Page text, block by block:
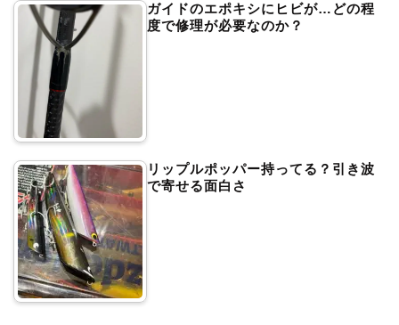
ガイドのエポキシにヒビが…どの程
度で修理が必要なのか？
リップルポッパー持ってる？引き波
で寄せる面白さ